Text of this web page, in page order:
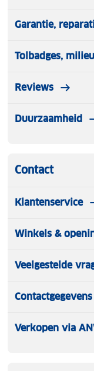
Garantie,
Tolbadges,
Reviews
Duurzaamheid
Contact
Klantenservice
Winkels &
Veelgestelde
Contactgegevens
Verkopen via